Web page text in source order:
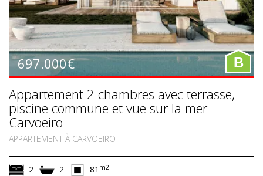
697.000€ B
Appartement 2 chambres avec terrasse,
piscine commune et vue sur la mer
Carvoeiro
APPARTEMENT À CARVOEIRO
2 2 81 m2